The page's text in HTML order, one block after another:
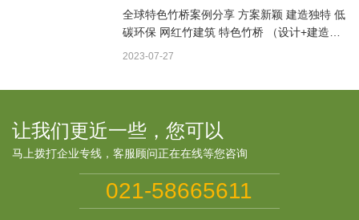
全球特色竹桥案例分享 方案新颖 建造独特 低
碳环保 网红竹建筑 特色竹桥 （设计+建造）
上海境道原竹
2023-07-27
让我们更近一些，您可以
马上拨打企业专线，客服顾问正在在线等您咨询
021-58665611